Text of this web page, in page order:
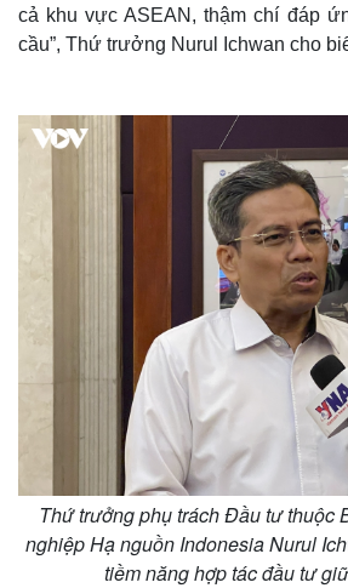
cả khu vực ASEAN, thậm chí đáp
cầu”, Thứ trưởng Nurul Ichwan cho
Thứ trưởng phụ trách Đầu tư thuộc
nghiệp Hạ nguồn Indonesia Nurul
tiềm năng hợp tác đầu tư